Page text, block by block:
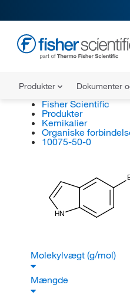
Produkter Dokumenter
Fisher Scientific
Produkter
Kemikalier
Organiske
10075-50-0
HN
Molekylvægt (g/mol)
Mængde